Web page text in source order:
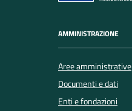
AMMINISTRAZIONE
Aree amministrative
Documenti e dati
Enti e fondazioni